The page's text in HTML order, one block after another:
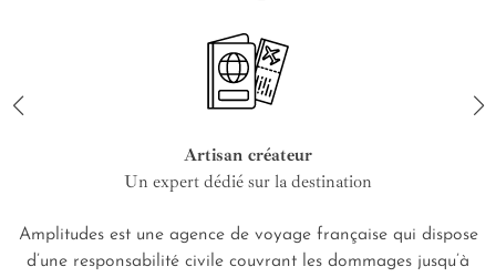
Artisan créateur
Un expert dédié sur la destination
Amplitudes est une agence de voyage française qui dispose
d’une responsabilité civile couvrant les dommages jusqu’à